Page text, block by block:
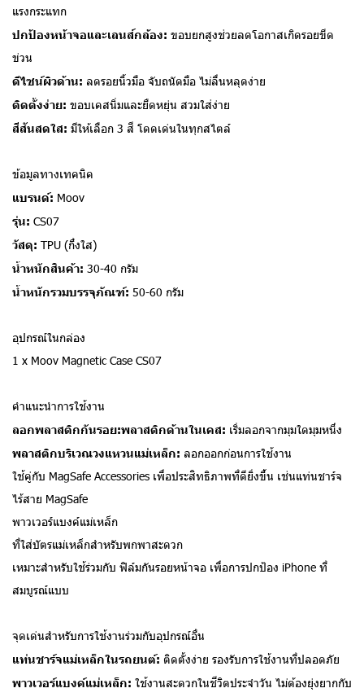
แรงกระแทก
ปกป้องหน้าจอและเลนส์กล้อง: ขอบยกสูงช่วยลดโอกาสเกิดรอยขีด
ข่วน
ดีไซน์ผิวด้าน: ลดรอยนิ้วมือ จับถนัดมือ ไม่ลื่นหลุดง่าย
ติดตั้งง่าย: ขอบเคสนิ่มและยืดหยุ่น สวมใส่ง่าย
สีสันสดใส: มีให้เลือก 3 สี โดดเด่นในทุกสไตล์
ข้อมูลทางเทคนิค
แบรนด์: Moov
รุ่น: CS07
วัสดุ: TPU (กึ่งใส)
น้ำหนักสินค้า: 30-40 กรัม
น้ำหนักรวมบรรจุภัณฑ์: 50-60 กรัม
อุปกรณ์ในกล่อง
1 x Moov Magnetic Case CS07
คำแนะนำการใช้งาน
ลอกพลาสติกกันรอย:พลาสติกด้านในเคส: เริ่มลอกจากมุมใดมุมหนึ่ง
พลาสติกบริเวณวงแหวนแม่เหล็ก: ลอกออกก่อนการใช้งาน
ใช้คู่กับ MagSafe Accessories เพื่อประสิทธิภาพที่ดียิ่งขึ้น เช่นแท่นชาร์จ
ไร้สาย MagSafe
พาวเวอร์แบงค์แม่เหล็ก
ที่ใส่บัตรแม่เหล็กสำหรับพกพาสะดวก
เหมาะสำหรับใช้ร่วมกับ ฟิล์มกันรอยหน้าจอ เพื่อการปกป้อง iPhone ที่
สมบูรณ์แบบ
จุดเด่นสำหรับการใช้งานร่วมกับอุปกรณ์อื่น
แท่นชาร์จแม่เหล็กในรถยนต์: ติดตั้งง่าย รองรับการใช้งานที่ปลอดภัย
พาวเวอร์แบงค์แม่เหล็ก: ใช้งานสะดวกในชีวิตประจำวัน ไม่ต้องยุ่งยากกับ